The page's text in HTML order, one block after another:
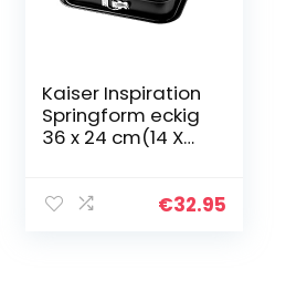
Kaiser Inspiration
Springform eckig
36 x 24 cm(14 X
Deckel, Tiramisu
€32.95